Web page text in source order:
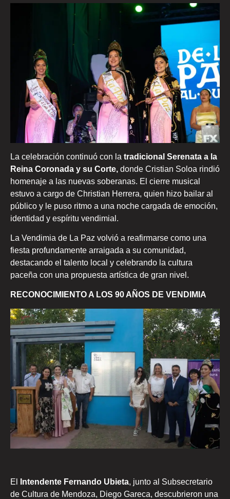
La celebración continuó con la tradicional Serenata a la
Reina Coronada y su Corte, donde Cristian Soloa rindió
homenaje a las nuevas soberanas. El cierre musical
estuvo a cargo de Christian Herrera, quien hizo bailar al
público y le puso ritmo a una noche cargada de emoción,
identidad y espíritu vendimial.
La Vendimia de La Paz volvió a reafirmarse como una
fiesta profundamente arraigada a su comunidad,
destacando el talento local y celebrando la cultura
paceña con una propuesta artística de gran nivel.
RECONOCIMIENTO A LOS 90 AÑOS DE VENDIMIA
El Intendente Fernando Ubieta, junto al Subsecretario
de Cultura de Mendoza, Diego Gareca, descubrieron una